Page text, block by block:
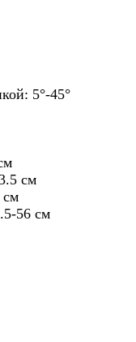
5°-45°
см
см
56 см